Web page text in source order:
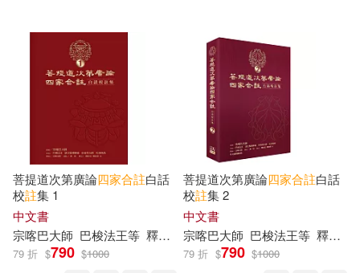
公羊兄（朱生亦）(1)
哈爾瓦‧嘉木樣洛周仁波切(1)
哲學新媒體(1) 妙音笑大師(1)
札帝格西(1) 蘇子媖／小英(1)
語王堅穩尊者(1)
出版社 (可複選)
配送方式
可超商取貨(10)
菩提道次第廣論四家合註白話
校註集 1
中文書
宗喀巴大師 巴梭法王等 釋如密 釋如法
79 折 $790 $1000
菩提道次第廣論四家合註白話
校註集 2
中文書
宗喀巴大師 巴梭法王等 釋如密等
79 折 $790 $1000